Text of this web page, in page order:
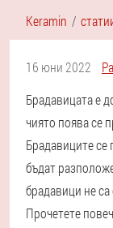
Keramin
16 юни 2022
Брадавицата е
чиято поява се
Брадавиците се
бъдат
брадавици не
Прочетете